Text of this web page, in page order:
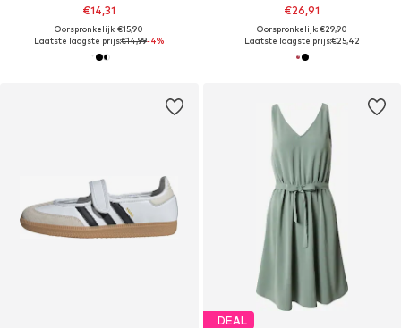
€14,31
Oorspronkelijk: €15,90
Laatste laagste prijs:€14,99-4%
€26,91
Oorspronkelijk: €29,90
Laatste laagste prijs:€25,42
DEAL